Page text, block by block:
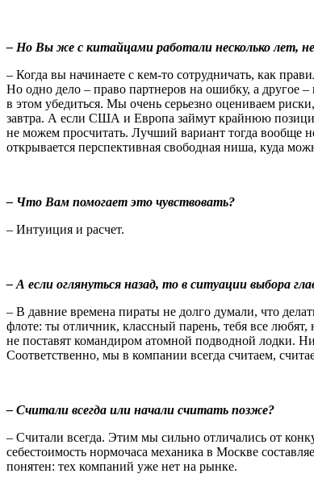
– Но Вы же с китайцами работали несколько лет, не
– Когда вы начинаете с кем-то сотрудничать, как
Но одно дело – право партнеров на ошибку, а другое
в этом убедиться. Мы очень серьезно оцениваем
завтра. А если США и Европа займут крайнюю
не можем просчитать. Лучший вариант тогда вообще
открывается перспективная свободная ниша, куда
– Что Вам помогает это чувствовать?
– Интуиция и расчет.
– А если оглянуться назад, то в ситуации выбора
– В давние времена пираты не долго думали, что
флоте: ты отличник, классный парень, тебя все
не поставят командиром атомной подводной лодки.
Соответственно, мы в компании всегда считаем,
– Считали всегда или начали считать позже?
– Считали всегда. Этим мы сильно отличались от
себестоимость нормочаса механика в Москве
понятен: тех компаний уже нет на рынке.